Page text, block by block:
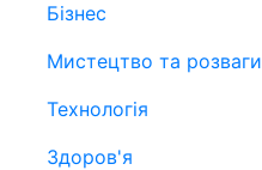
Бізнес
Мистецтво та розваги
Технологія
Здоров'я